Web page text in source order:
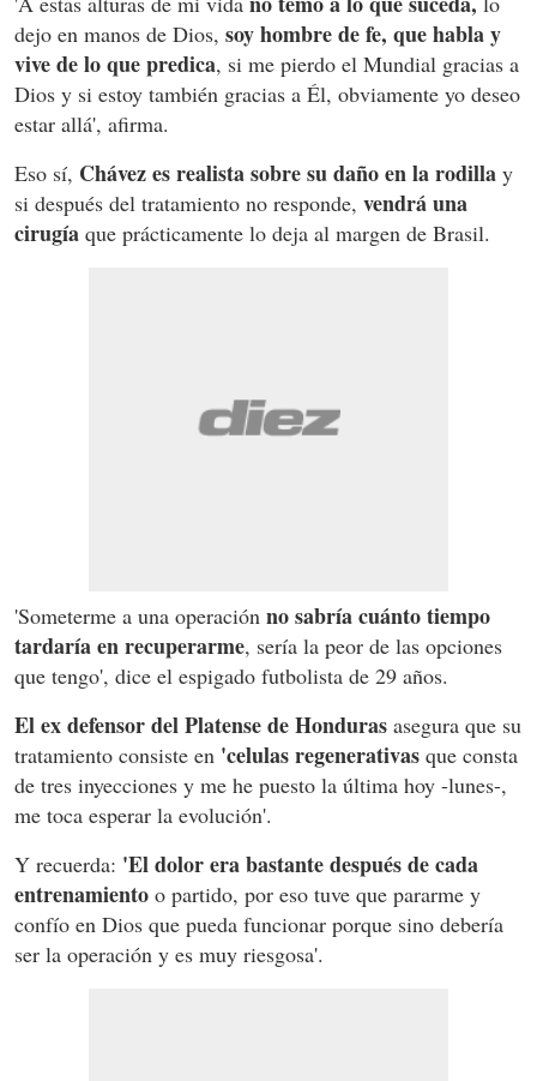
dejo en manos de Dios, soy hombre de fe, que habla y
vive de lo que predica, si me pierdo el Mundial gracias a
Dios y si estoy también gracias a Él, obviamente yo deseo
estar allá', afirma.
Eso sí, Chávez es realista sobre su daño en la rodilla y
si después del tratamiento no responde, vendrá una
cirugía que prácticamente lo deja al margen de Brasil.
'Someterme a una operación no sabría cuánto tiempo
tardaría en recuperarme, sería la peor de las opciones
que tengo', dice el espigado futbolista de 29 años.
El ex defensor del Platense de Honduras asegura que su
tratamiento consiste en 'celulas regenerativas que consta
de tres inyecciones y me he puesto la última hoy -lunes-,
me toca esperar la evolución'.
Y recuerda: 'El dolor era bastante después de cada
entrenamiento o partido, por eso tuve que pararme y
confío en Dios que pueda funcionar porque sino debería
ser la operación y es muy riesgosa'.